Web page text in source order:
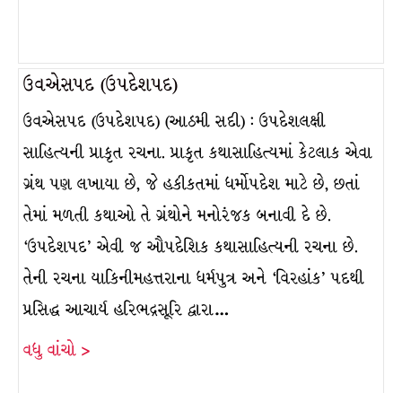
ઉવએસપદ (ઉપદેશપદ)
ઉવએસપદ (ઉપદેશપદ) (આઠમી સદી) : ઉપદેશલક્ષી
સાહિત્યની પ્રાકૃત રચના. પ્રાકૃત કથાસાહિત્યમાં કેટલાક એવા
ગ્રંથ પણ લખાયા છે, જે હકીકતમાં ધર્મોપદેશ માટે છે, છતાં
તેમાં મળતી કથાઓ તે ગ્રંથોને મનોરંજક બનાવી દે છે.
‘ઉપદેશપદ’ એવી જ ઔપદેશિક કથાસાહિત્યની રચના છે.
તેની રચના યાકિનીમહત્તરાના ધર્મપુત્ર અને ‘વિરહાંક’ પદથી
પ્રસિદ્ધ આચાર્ય હરિભદ્રસૂરિ દ્વારા…
વધુ વાંચો >